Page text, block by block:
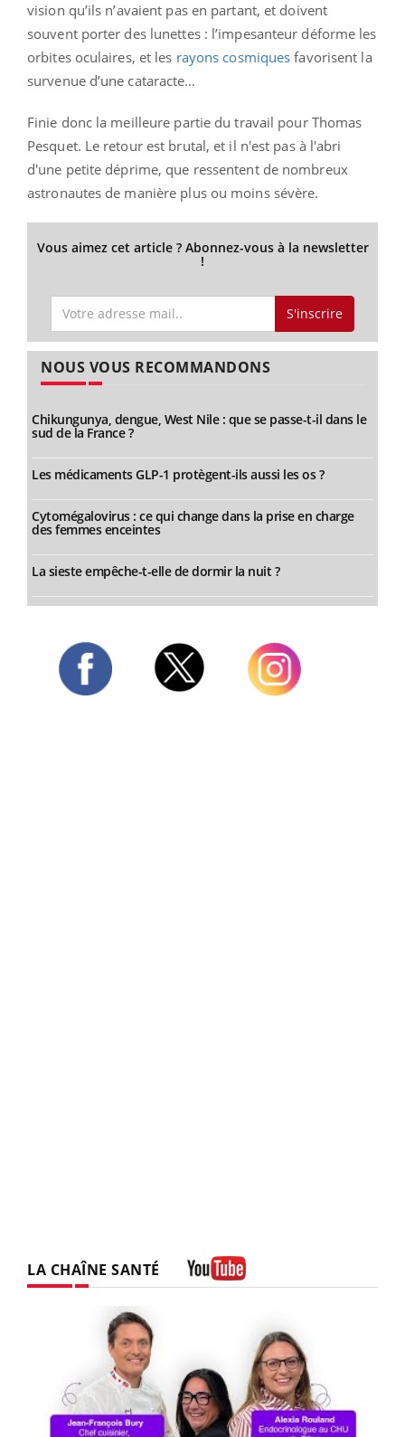
vision qu’ils n’avaient pas en partant, et doivent
souvent porter des lunettes : l’impesanteur déforme les
orbites oculaires, et les rayons cosmiquesfavorisent la
survenue d’une cataracte…
Finie donc la meilleure partie du travail pour Thomas
Pesquet. Le retour est brutal, et il n'est pas à l'abri
d'une petite déprime, que ressentent de nombreux
astronautes de manière plus ou moins sévère.
Vous aimez cet article ? Abonnez-vous à la newsletter
!
S'inscrire
NOUS VOUS RECOMMANDONS
Chikungunya, dengue, West Nile : que se passe-t-il dans le
sud de la France ?
Les médicaments GLP-1 protègent-ils aussi les os ?
Cytomégalovirus : ce qui change dans la prise en charge
des femmes enceintes
La sieste empêche-t-elle de dormir la nuit ?
LA CHAÎNE SANTÉ